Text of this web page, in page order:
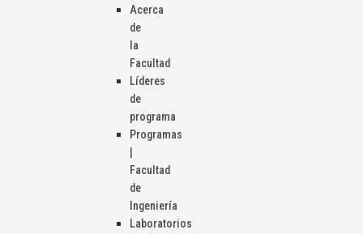
Acerca
de
la
Facultad
Líderes
de
programa
Programas
Facultad
de
Ingeniería
Laboratorios